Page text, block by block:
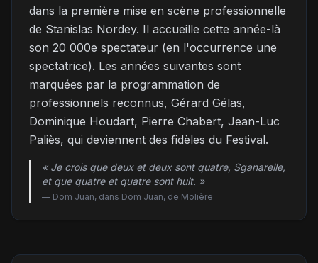
dans la première mise en scène professionnelle
de Stanislas Nordey. Il accueille cette année-là
son 20 000e spectateur (en l'occurrence une
spectatrice). Les années suivantes sont
marquées par la programmation de
professionnels reconnus, Gérard Gélas,
Dominique Houdart, Pierre Chabert, Jean-Luc
Paliès, qui deviennent des fidèles du Festival.
« Je crois que deux et deux sont quatre, Sganarelle,
et que quatre et quatre sont huit. »
— Dom Juan, dans Dom Juan, de Molière